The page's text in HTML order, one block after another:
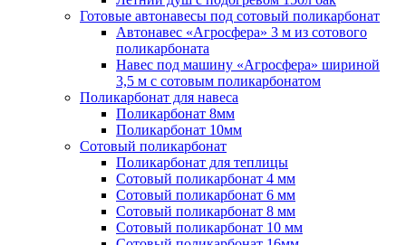
Готовые автонавесы под сотовый поликарбонат
Автонавес «Агросфера» 3 м из сотового
поликарбоната
Навес под машину «Агросфера» шириной
3,5 м с сотовым поликарбонатом
Поликарбонат для навеса
Поликарбонат 8мм
Поликарбонат 10мм
Сотовый поликарбонат
Поликарбонат для теплицы
Сотовый поликарбонат 4 мм
Сотовый поликарбонат 6 мм
Сотовый поликарбонат 8 мм
Сотовый поликарбонат 10 мм